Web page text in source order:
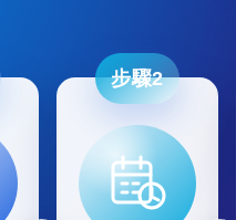
步驟2